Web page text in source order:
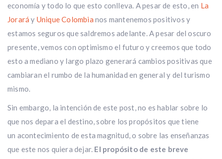
economía y todo lo que esto conlleva. A pesar de esto, en La
Jorará y Unique Colombia nos mantenemos positivos y
estamos seguros que saldremos adelante. A pesar del oscuro
presente, vemos con optimismo el futuro y creemos que todo
esto a mediano y largo plazo generará cambios positivas que
cambiaran el rumbo de la humanidad en general y del turismo
mismo.
Sin embargo, la intención de este post, no es hablar sobre lo
que nos depara el destino, sobre los propósitos que tiene
un acontecimiento de esta magnitud, o sobre las enseñanzas
que este nos quiera dejar. El propósito de este breve